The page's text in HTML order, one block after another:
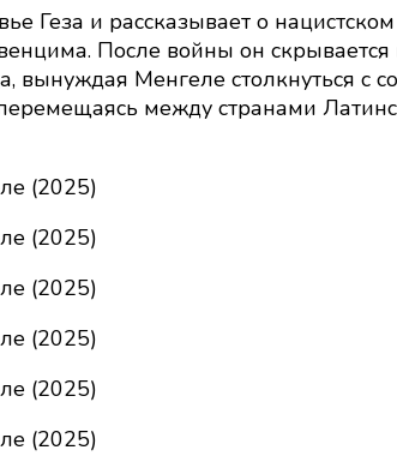
Геза и рассказывает о
После войны он
вынуждая Менгеле столкнуться
между странами